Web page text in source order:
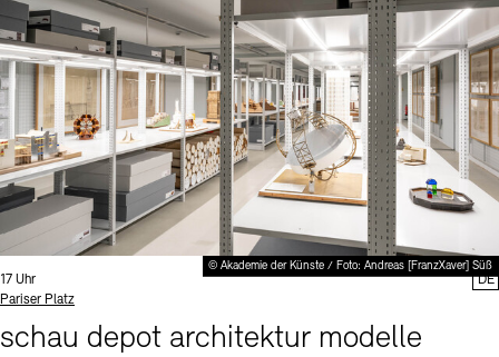
© Akademie der Künste / Foto: Andreas [FranzXaver] Süß
Uhrzeit:
17 Uhr
Standort
Pariser Platz
schau depot architektur modelle
DE